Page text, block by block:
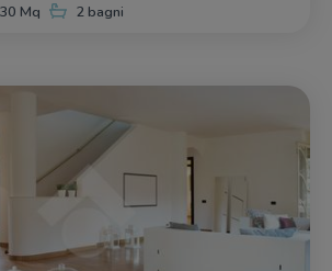
Mq 2 bagni